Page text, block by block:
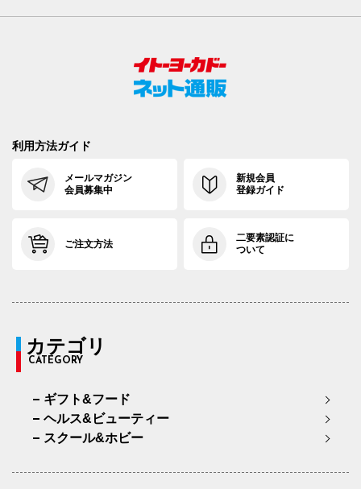
利用方法ガイド
メールマガジン
会員募集中
新規会員
登録ガイド
ご注文方法
二要素認証に
ついて
カテゴリ
CATEGORY
ギフト&フード
ヘルス&ビューティー
スクール&ホビー